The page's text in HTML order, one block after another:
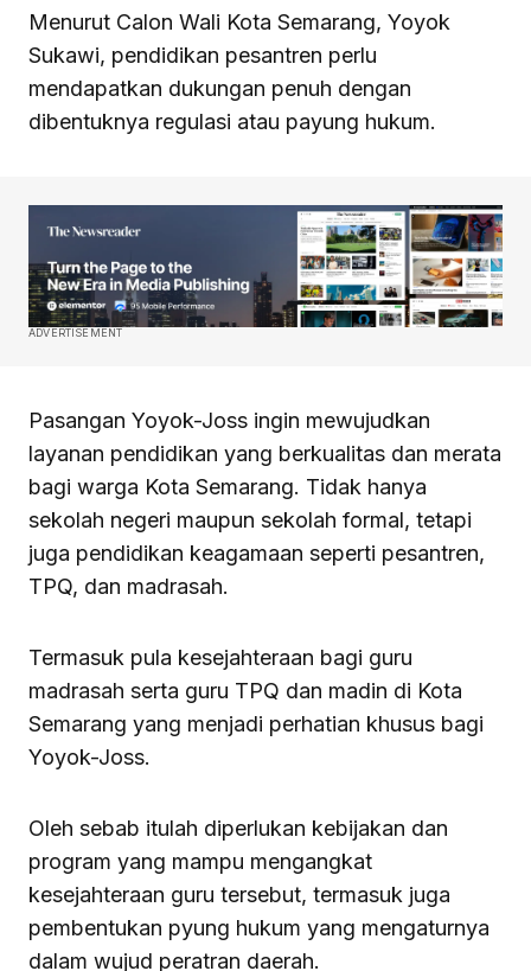
Menurut Calon Wali Kota Semarang, Yoyok
Sukawi, pendidikan pesantren perlu
mendapatkan dukungan penuh dengan
dibentuknya regulasi atau payung hukum.
ADVERTISEMENT
Pasangan Yoyok-Joss ingin mewujudkan
layanan pendidikan yang berkualitas dan merata
bagi warga Kota Semarang. Tidak hanya
sekolah negeri maupun sekolah formal, tetapi
juga pendidikan keagamaan seperti pesantren,
TPQ, dan madrasah.
Termasuk pula kesejahteraan bagi guru
madrasah serta guru TPQ dan madin di Kota
Semarang yang menjadi perhatian khusus bagi
Yoyok-Joss.
Oleh sebab itulah diperlukan kebijakan dan
program yang mampu mengangkat
kesejahteraan guru tersebut, termasuk juga
pembentukan pyung hukum yang mengaturnya
dalam wujud peratran daerah.